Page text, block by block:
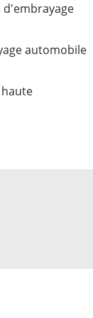
d'embrayage
automobile